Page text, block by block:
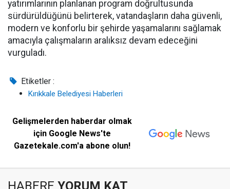
yatırımlarının planlanan program doğrultusunda
sürdürüldüğünü belirterek, vatandaşların daha güvenli,
modern ve konforlu bir şehirde yaşamalarını sağlamak
amacıyla çalışmaların aralıksız devam edeceğini
vurguladı.
Etiketler :
Kırıkkale Belediyesi Haberleri
Gelişmelerden haberdar olmak
için Google News'te
Gazetekale.com'a abone olun!
HABERE YORUM KAT